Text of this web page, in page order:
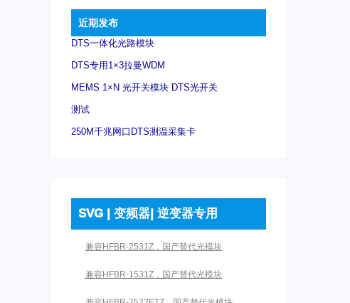
近期发布
DTS一体化光路模块
DTS专用1×3拉曼WDM
MEMS 1×N 光开关模块 DTS光开关
测试
250M千兆网口DTS测温采集卡
SVG | 变频器| 逆变器专用
兼容HFBR-2531Z，国产替代光模块
兼容HFBR-1531Z，国产替代光模块